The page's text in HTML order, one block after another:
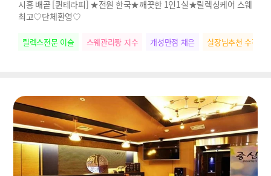
시흥 배곧 [퀸테라피] ★전원 한국★깨끗한 1인1실★릴렉싱케어 스웨
최고♡단체환영♡
릴렉스전문 이슬 스웨관리짱 지수 개성만점 채은 실장님추천 수진